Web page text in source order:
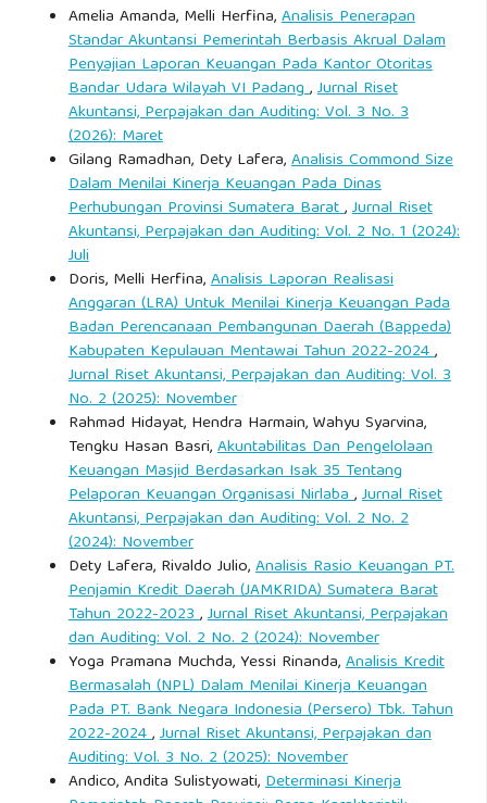
Infrormasi Akuntansi.
Amelia Amanda, Melli Herfina,Analisis Penerapan
Standar Akuntansi Pemerintah Berbasis Akrual Dalam
Penyajian Laporan Keuangan Pada Kantor Otoritas
Bandar Udara Wilayah VI Padang,Jurnal Riset
Akuntansi, Perpajakan dan Auditing: Vol. 3 No. 3
(2026): Maret
Gilang Ramadhan, Dety Lafera,Analisis Commond Size
Dalam Menilai Kinerja Keuangan Pada Dinas
Perhubungan Provinsi Sumatera Barat,Jurnal Riset
Akuntansi, Perpajakan dan Auditing: Vol. 2 No. 1 (2024):
Juli
Doris, Melli Herfina,Analisis Laporan Realisasi
Anggaran (LRA) Untuk Menilai Kinerja Keuangan Pada
Badan Perencanaan Pembangunan Daerah (Bappeda)
Kabupaten Kepulauan Mentawai Tahun 2022-2024,
Jurnal Riset Akuntansi, Perpajakan dan Auditing: Vol. 3
No. 2 (2025): November
Rahmad Hidayat, Hendra Harmain, Wahyu Syarvina,
Tengku Hasan Basri,Akuntabilitas Dan Pengelolaan
Keuangan Masjid Berdasarkan Isak 35 Tentang
Pelaporan Keuangan Organisasi Nirlaba,Jurnal Riset
Akuntansi, Perpajakan dan Auditing: Vol. 2 No. 2
(2024): November
Dety Lafera, Rivaldo Julio,Analisis Rasio Keuangan PT.
Penjamin Kredit Daerah (JAMKRIDA) Sumatera Barat
Tahun 2022-2023,Jurnal Riset Akuntansi, Perpajakan
dan Auditing: Vol. 2 No. 2 (2024): November
Yoga Pramana Muchda, Yessi Rinanda,Analisis Kredit
Bermasalah (NPL) Dalam Menilai Kinerja Keuangan
Pada PT. Bank Negara Indonesia (Persero) Tbk. Tahun
2022-2024,Jurnal Riset Akuntansi, Perpajakan dan
Auditing: Vol. 3 No. 2 (2025): November
Andico, Andita Sulistyowati,Determinasi Kinerja